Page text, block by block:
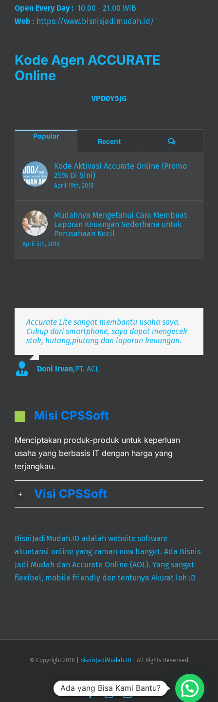
Open Every Day : 10.00 - 21.00 WIB
Web : https://www.bisnisjadimudah.id/
Kode Agen ACCURATE
Online
VPD0Y5JG
Popular
Recent Comments
Kode Aktivasi Accurate Online (Promo
25% Di Sini)
April 19th, 2018
Mudahnya Mengetahui Cara Membuat
Laporan Keuangan Sederhana untuk
Perusahaan Kecil
April 5th, 2018
Accurate Lite sangat membantu usaha saya.
Cukup dari smartphone, saya dapat mengecek
stok, hutang,piutang dan laporan keuangan.
Doni Irvan,PT. ACL
Aplikasi pembukuan Zaman Now, i’m Happy.
Simpel, Mobile Friendly, Realtime.
Misi CPSSoft
Menciptakan produk-produk untuk keperluan
usaha yang berbasis IT dengan harga yang
terjangkau.
Visi CPSSoft
BisniJadiMudah.ID adalah website software
akuntansi online yang zaman now banget. Ada Bisnis
Jadi Mudah dan Accurate Online (AOL). Yang sangat
flexibel, mobile friendly dan tentunya Akurat loh :D
© Copyright 2018 | BisnisJadiMudah.ID | All Rights Reserved
FacebookInstagram
Email
Ada yang Bisa Kami Bantu?